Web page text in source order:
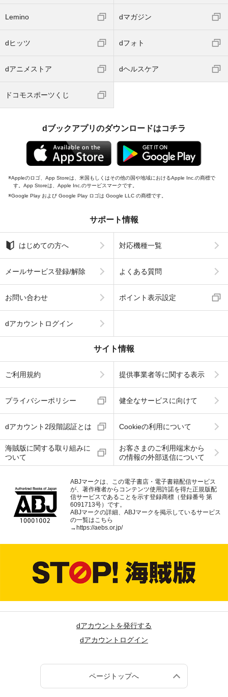
Lemino dマガジン
dヒッツ dフォト
dアニメストア dヘルスケア
ドコモスポーツくじ
dブックアプリのダウンロードはコチラ
Appleのロゴ、App Storeは、米国もしくはその他の国や地域におけるApple Inc.の商標で
す。App Storeは、Apple Inc.のサービスマークです。
Google Play および Google Play ロゴは Google LLC の商標です。
サポート情報
はじめての方へ 対応機種一覧
メールサービス登録/解除 よくある質問
お問い合わせ ポイント表示設定
dアカウントログイン
サイト情報
ご利用規約 提供事業者等に関する表示
プライバシーポリシー 健全なサービスに向けて
dアカウント2段階認証とは Cookieの利用について
海賊版に関する取り組みに
ついて
お客さまのご利用端末から
の情報の外部送信について
ABJマークは、この電子書店・電子書籍配信サービス
が、著作権者からコンテンツ使用許諾を得た正規版配
信サービスであることを示す登録商標（登録番号 第
6091713号）です。
ABJマークの詳細、ABJマークを掲示しているサービス
の一覧はこちら
→ https://aebs.or.jp/
dアカウントを発行する
dアカウントログイン
ページトップへ